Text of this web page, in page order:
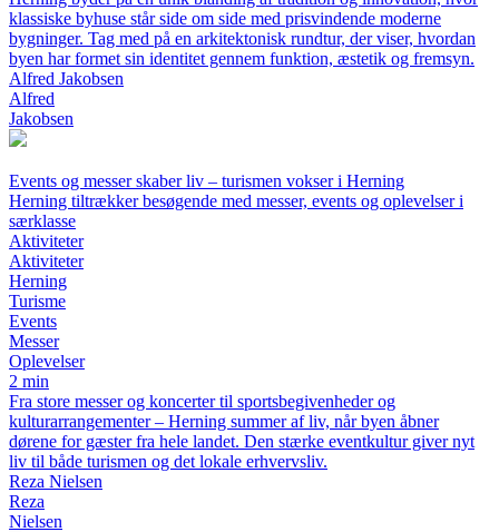
klassiske byhuse står side om side med prisvindende moderne
bygninger. Tag med på en arkitektonisk rundtur, der viser, hvordan
byen har formet sin identitet gennem funktion, æstetik og fremsyn.
Alfred Jakobsen
Alfred
Jakobsen
Events og messer skaber liv – turismen vokser i Herning
Herning tiltrækker besøgende med messer, events og oplevelser i
særklasse
Aktiviteter
Aktiviteter
Herning
Turisme
Events
Messer
Oplevelser
2 min
Fra store messer og koncerter til sportsbegivenheder og
kulturarrangementer – Herning summer af liv, når byen åbner
dørene for gæster fra hele landet. Den stærke eventkultur giver nyt
liv til både turismen og det lokale erhvervsliv.
Reza Nielsen
Reza
Nielsen